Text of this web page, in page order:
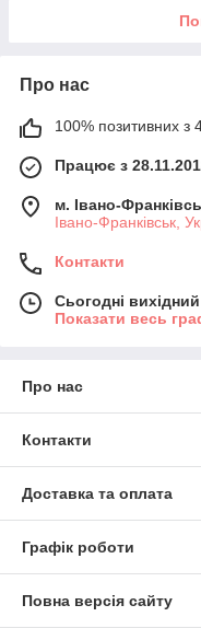
Про нас
100% позитивних з
Працює з
м. Івано-
Івано-Франківськ,
Контакти
Сьогодні вихідний
Показати весь
Про нас
Контакти
Доставка та оплата
Графік роботи
Повна версія сайту